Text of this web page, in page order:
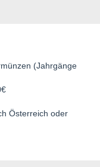
(Jahrgänge
Österreich oder